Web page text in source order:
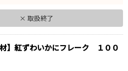
× 取扱終了
材】紅ずわいかにフレーク １００